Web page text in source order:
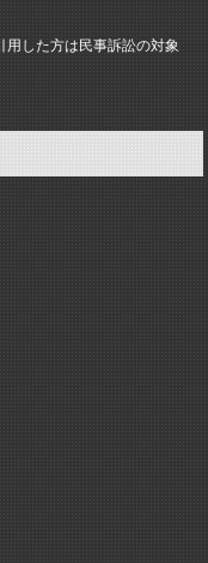
用した方は民事訴訟の対象